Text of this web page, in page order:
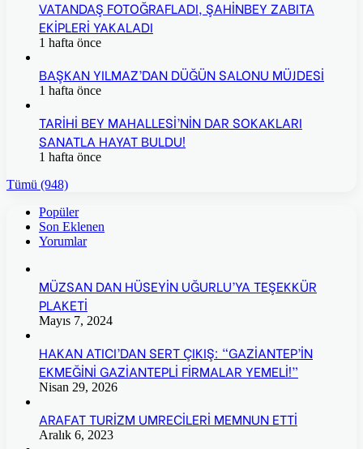
VATANDAŞ FOTOĞRAFLADI, ŞAHİNBEY ZABITA
EKİPLERİ YAKALADI
1 hafta önce
BAŞKAN YILMAZ’DAN DÜĞÜN SALONU MÜJDESİ
1 hafta önce
TARİHİ BEY MAHALLESİ’NİN DAR SOKAKLARI
SANATLA HAYAT BULDU!
1 hafta önce
Tümü (948)
Popüler
Son Eklenen
Yorumlar
MÜZSAN DAN HÜSEYİN UĞURLU’YA TEŞEKKÜR
PLAKETİ
Mayıs 7, 2024
HAKAN ATICI’DAN SERT ÇIKIŞ: “GAZİANTEP’İN
EKMEĞİNİ GAZİANTEPLİ FİRMALAR YEMELİ!”
Nisan 29, 2026
ARAFAT TURİZM UMRECİLERİ MEMNUN ETTİ
Aralık 6, 2023